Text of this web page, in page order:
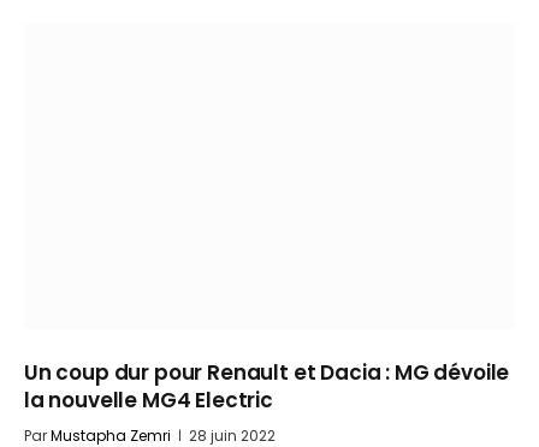
Un coup dur pour Renault et Dacia : MG dévoile
la nouvelle MG4 Electric
ParMustapha Zemri 28 juin 2022